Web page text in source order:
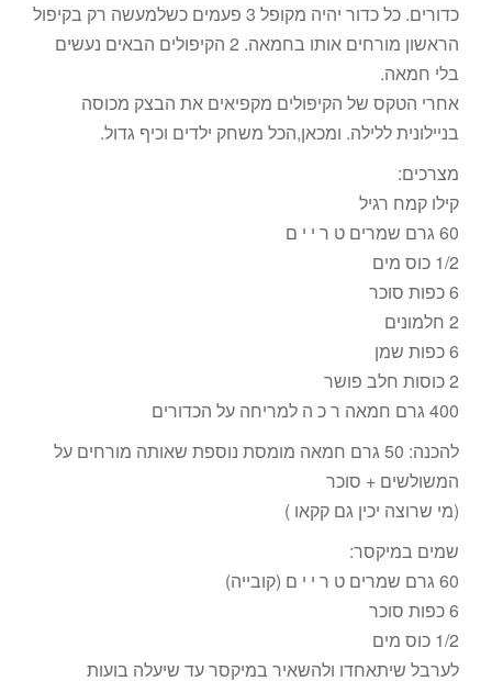
כדורים. כל כדור יהיה מקופל 3 פעמים כשלמעשה רק בקיפול
הראשון מורחים אותו בחמאה. 2 הקיפולים הבאים נעשים
בלי חמאה.
אחרי הטקס של הקיפולים מקפיאים את הבצק מכוסה
בניילונית ללילה. ומכאן,הכל משחק ילדים וכיף גדול.
מצרכים:
קילו קמח רגיל
60 גרם שמרים ט ר י י ם
1/2 כוס מים
6 כפות סוכר
2 חלמונים
6 כפות שמן
2 כוסות חלב פושר
400 גרם חמאה ר כ ה למריחה על הכדורים
להכנה: 50 גרם חמאה מומסת נוספת שאותה מורחים על
המשולשים + סוכר
(מי שרוצה יכין גם קקאו )
שמים במיקסר:
60 גרם שמרים ט ר י י ם (קובייה)
6 כפות סוכר
1/2 כוס מים
לערבל שיתאחדו ולהשאיר במיקסר עד שיעלה בועות